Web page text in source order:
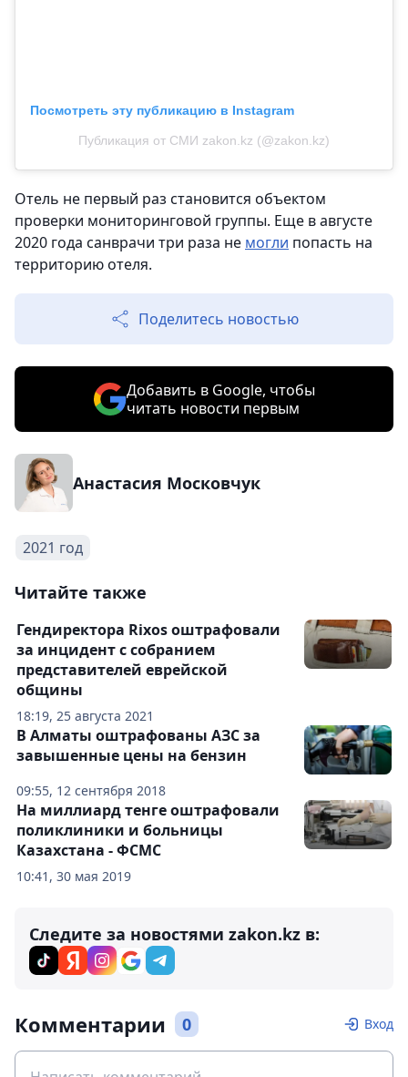
Посмотреть эту публикацию в Instagram
Публикация от СМИ zakon.kz (@zakon.kz)
Отель не первый раз становится объектом
проверки мониторинговой группы. Еще в августе
2020 года санврачи три раза не могли попасть на
территорию отеля.
Поделитесь новостью
Добавить в Google, чтобы
читать новости первым
Анастасия Московчук
2021 год
Читайте также
18:19, 25 августа 2021
Гендиректора Rixos оштрафовали
за инцидент с собранием
представителей еврейской
общины
09:55, 12 сентября 2018
В Алматы оштрафованы АЗС за
завышенные цены на бензин
10:41, 30 мая 2019
На миллиард тенге оштрафовали
поликлиники и больницы
Казахстана - ФСМС
Следите за новостями zakon.kz в:
Комментарии 0 Вход